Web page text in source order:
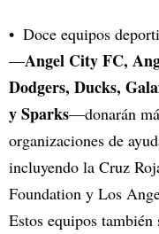
Doce equipos
—Angel City FC,
Dodgers, Ducks,
y Sparks—donarán
organizaciones de
incluyendo la Cruz
Foundation y Los
Estos equipos